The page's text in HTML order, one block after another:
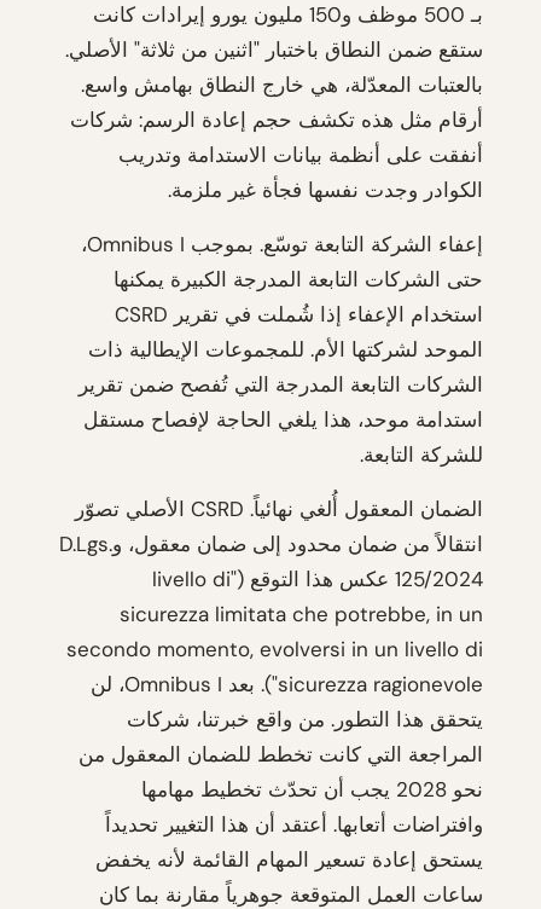
بـ 500 موظف و150 مليون يورو إيرادات كانت
ستقع ضمن النطاق باختبار "اثنين من ثلاثة" الأصلي.
بالعتبات المعدّلة، هي خارج النطاق بهامش واسع.
أرقام مثل هذه تكشف حجم إعادة الرسم: شركات
أنفقت على أنظمة بيانات الاستدامة وتدريب
الكوادر وجدت نفسها فجأة غير ملزمة.
إعفاء الشركة التابعة توسّع. بموجب Omnibus I،
حتى الشركات التابعة المدرجة الكبيرة يمكنها
استخدام الإعفاء إذا شُملت في تقرير CSRD
الموحد لشركتها الأم. للمجموعات الإيطالية ذات
الشركات التابعة المدرجة التي تُفصح ضمن تقرير
استدامة موحد، هذا يلغي الحاجة لإفصاح مستقل
للشركة التابعة.
الضمان المعقول أُلغي نهائياً. CSRD الأصلي تصوّر
انتقالاً من ضمان محدود إلى ضمان معقول، وD.Lgs.
125/2024 عكس هذا التوقع ("livello di
sicurezza limitata che potrebbe, in un
secondo momento, evolversi in un livello di
sicurezza ragionevole"). بعد Omnibus I، لن
يتحقق هذا التطور. من واقع خبرتنا، شركات
المراجعة التي كانت تخطط للضمان المعقول من
نحو 2028 يجب أن تحدّث تخطيط مهامها
وافتراضات أتعابها. أعتقد أن هذا التغيير تحديداً
يستحق إعادة تسعير المهام القائمة لأنه يخفض
ساعات العمل المتوقعة جوهرياً مقارنة بما كان